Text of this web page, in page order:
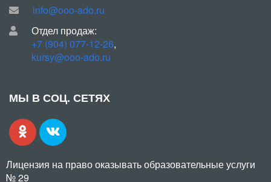
info@ooo-ado.ru
Отдел продаж:
+7 (904) 077-12-26,
kursy@ooo-ado.ru
МЫ В СОЦ. СЕТЯХ
Лицензия на право оказывать образовательные услуги
№ 29